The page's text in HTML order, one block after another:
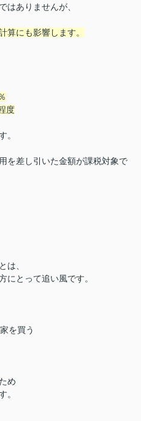
はありませんが、
算にも影響します。
度
。
を差し引いた金額が課税対象で
は、
にとって追い風です。
を買う
め
。